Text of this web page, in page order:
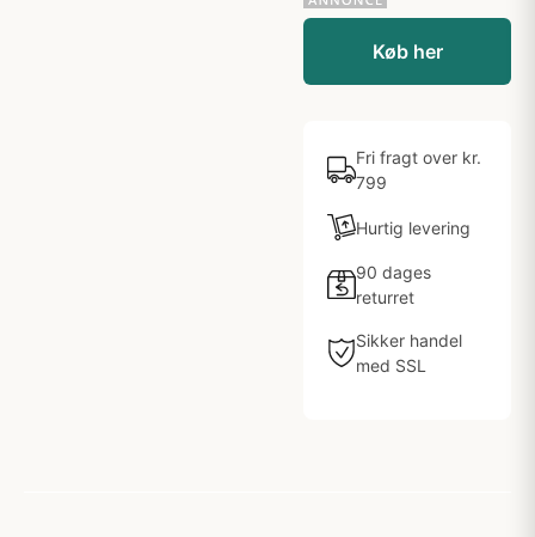
Køb her
Fri fragt over kr.
799
Hurtig levering
90 dages
returret
Sikker handel
med SSL